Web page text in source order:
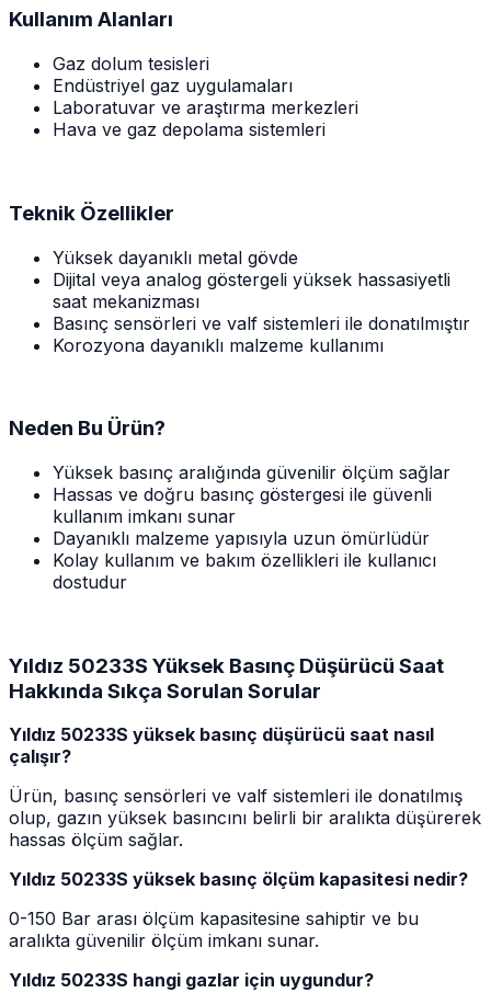
Kullanım Alanları
Gaz dolum tesisleri
Endüstriyel gaz uygulamaları
Laboratuvar ve araştırma merkezleri
Hava ve gaz depolama sistemleri
Teknik Özellikler
Yüksek dayanıklı metal gövde
Dijital veya analog göstergeli yüksek hassasiyetli
saat mekanizması
Basınç sensörleri ve valf sistemleri ile donatılmıştır
Korozyona dayanıklı malzeme kullanımı
Neden Bu Ürün?
Yüksek basınç aralığında güvenilir ölçüm sağlar
Hassas ve doğru basınç göstergesi ile güvenli
kullanım imkanı sunar
Dayanıklı malzeme yapısıyla uzun ömürlüdür
Kolay kullanım ve bakım özellikleri ile kullanıcı
dostudur
Yıldız 50233S Yüksek Basınç Düşürücü Saat
Hakkında Sıkça Sorulan Sorular
Yıldız 50233S yüksek basınç düşürücü saat nasıl
çalışır?
Ürün, basınç sensörleri ve valf sistemleri ile donatılmış
olup, gazın yüksek basıncını belirli bir aralıkta düşürerek
hassas ölçüm sağlar.
Yıldız 50233S yüksek basınç ölçüm kapasitesi nedir?
0-150 Bar arası ölçüm kapasitesine sahiptir ve bu
aralıkta güvenilir ölçüm imkanı sunar.
Yıldız 50233S hangi gazlar için uygundur?